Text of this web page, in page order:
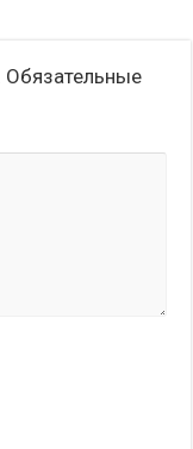
Обязательные